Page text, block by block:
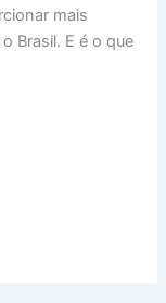
mais
Brasil. E é o que